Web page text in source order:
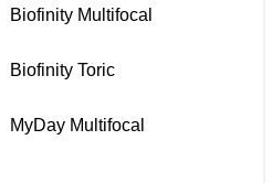
Biofinity Multifocal
Biofinity Toric
MyDay Multifocal